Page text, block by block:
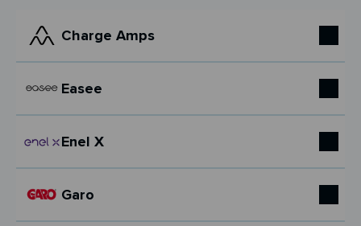
Charge Amps
Easee
Enel X
Garo